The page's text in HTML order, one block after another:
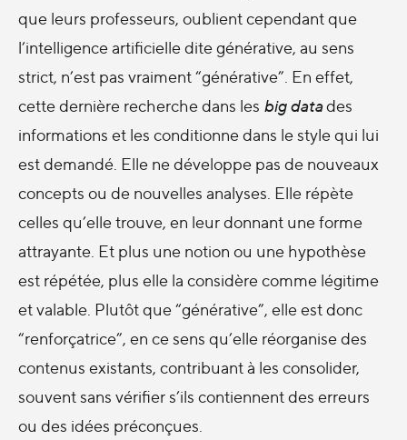
que leurs professeurs, oublient cependant que
l’intelligence artificielle dite générative, au sens
strict, n’est pas vraiment “générative”. En effet,
cette dernière recherche dans les big datades
informations et les conditionne dans le style qui lui
est demandé. Elle ne développe pas de nouveaux
concepts ou de nouvelles analyses. Elle répète
celles qu’elle trouve, en leur donnant une forme
attrayante. Et plus une notion ou une hypothèse
est répétée, plus elle la considère comme légitime
et valable. Plutôt que “générative”, elle est donc
“renforçatrice”, en ce sens qu’elle réorganise des
contenus existants, contribuant à les consolider,
souvent sans vérifier s’ils contiennent des erreurs
ou des idées préconçues.